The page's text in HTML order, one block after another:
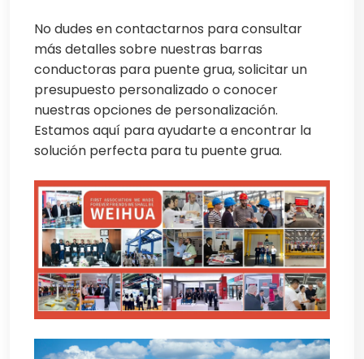
No dudes en contactarnos para consultar
más detalles sobre nuestras barras
conductoras para puente grua, solicitar un
presupuesto personalizado o conocer
nuestras opciones de personalización.
Estamos aquí para ayudarte a encontrar la
solución perfecta para tu puente grua.